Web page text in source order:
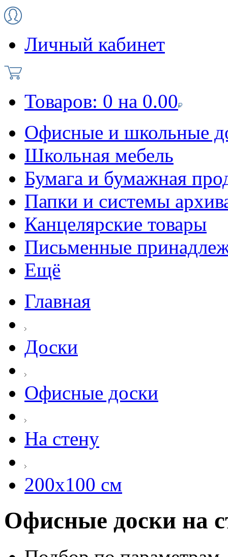
Личный кабинет
Товаров: 0 на 0.00
Офисные и школьные
Школьная мебель
Бумага и бумажная
Папки и системы
Канцелярские товары
Письменные
Ещё
Главная
Доски
Офисные доски
На стену
200х100 см
Офисные доски на